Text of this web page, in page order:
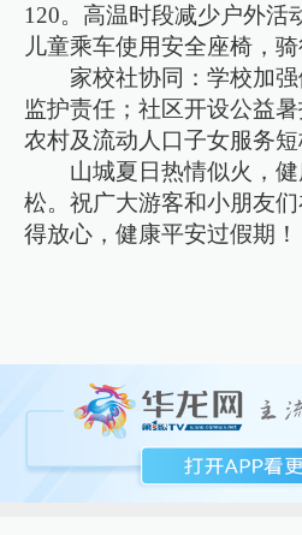
120。高温时段减少户外活
儿童乘车使用安全座椅，骑
家校社协同：学校加
监护责任；社区开设公益
农村及流动人口子女服务短
山城夏日热情似火，
松。祝广大游客和小朋友
得放心，健康平安过假期！